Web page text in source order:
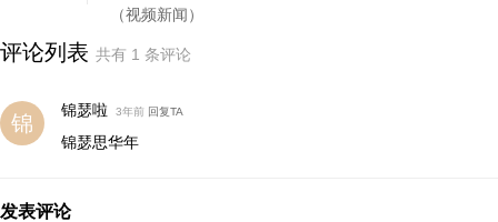
（视频新闻）
评论列表 共有 1 条评论
锦瑟啦 3年前 回复TA
锦瑟思华年
发表评论